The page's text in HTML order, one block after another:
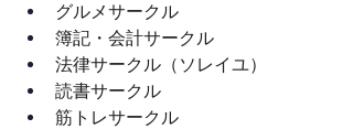
グルメサークル
簿記・会計サークル
法律サークル（ソレイユ）
読書サークル
筋トレサークル